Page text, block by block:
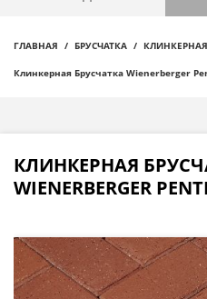
ГЛАВНАЯ БРУСЧАТКА
Клинкерная Брусчатка Wienerberger
КЛИНКЕРНАЯ
WIENERBERGER